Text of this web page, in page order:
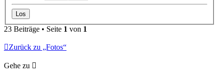
23 Beiträge • Seite 1 von 1
Zurück zu „Fotos“
Gehe zu